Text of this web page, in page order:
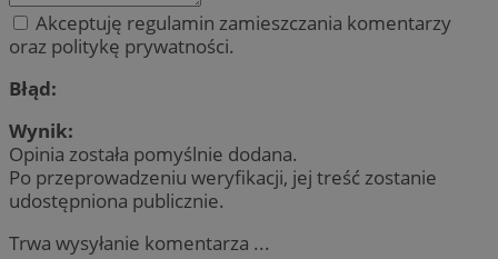
Akceptuję regulamin zamieszczania komentarzy
oraz politykę prywatności.
Błąd:
Wynik:
Opinia została pomyślnie dodana.
Po przeprowadzeniu weryfikacji, jej treść zostanie
udostępniona publicznie.
Trwa wysyłanie komentarza ...